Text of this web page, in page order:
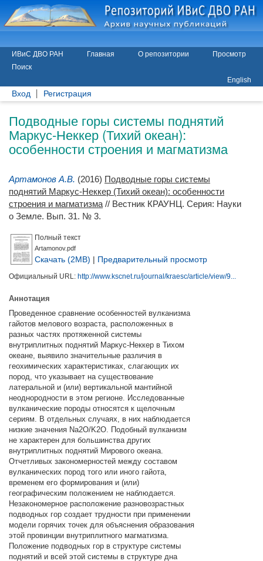
ИВиС ДВО РАН Главная О репозитории
Просмотр
Поиск
English
Вход Регистрация
Подводные горы системы поднятий
Маркус-Неккер (Тихий океан):
особенности строения и магматизма
Артамонов А.В. (2016) Подводные горы системы
поднятий Маркус-Неккер (Тихий океан): особенности
строения и магматизма // Вестник КРАУНЦ. Серия: Науки
о Земле. Вып. 31. № 3.
Полный текст
Artamonov.pdf
Скачать (2MB) | Предварительный просмотр
Официальный URL: http://www.kscnet.ru/journal/kraesc/article/view/9...
Аннотация
Проведенное сравнение особенностей вулканизма
гайотов мелового возраста, расположенных в
разных частях протяженной системы
внутриплитных поднятий Маркус-Неккер в Тихом
океане, выявило значительные различия в
геохимических характеристиках, слагающих их
пород, что указывает на существование
латеральной и (или) вертикальной мантийной
неоднородности в этом регионе. Исследованные
вулканические породы относятся к щелочным
сериям. В отдельных случаях, в них наблюдается
низкие значения Na2O/K2O. Подобный вулканизм
не характерен для большинства других
внутриплитных поднятий Мирового океана.
Отчетливых закономерностей между составом
вулканических пород того или иного гайота,
временем его формирования и (или)
географическим положением не наблюдается.
Незакономерное расположение разновозрастных
подводных гор создает трудности при применении
модели горячих точек для объяснения образования
этой провинции внутриплитного магматизма.
Положение подводных гор в структуре системы
поднятий и всей этой системы в структуре дна